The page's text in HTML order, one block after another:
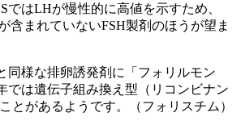
ではLHが慢性的に高値を示すため、
含まれていないFSH製剤のほうが望ま
同様な排卵誘発剤に「フォリルモン
では遺伝子組み換え型（リコンビナン
とがあるようです。（フォリスチム）